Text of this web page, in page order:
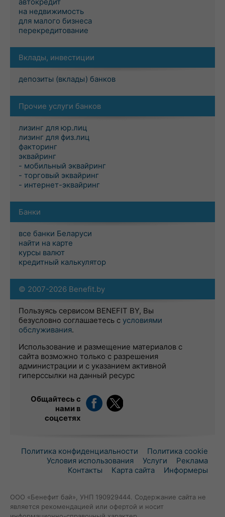
на недвижимость
для малого бизнеса
перекредитование
Вклады, инвестиции
депозиты (вклады) банков
Прочие услуги банков
лизинг для юр.лиц
лизинг для физ.лиц
факторинг
эквайринг
- мобильный эквайринг
- торговый эквайринг
- интернет-эквайринг
Банки
все банки Беларуси
найти на карте
курсы валют
кредитный калькулятор
© 2007-2026 Benefit.by
Пользуясь сервисом BENEFIT BY, Вы
безусловно соглашаетесь с условиями
обслуживания.
Использование и размещение материалов с
сайта возможно только с разрешения
администрации и с указанием активной
гиперссылки на данный ресурс
Общайтесь с
нами в
соцсетях
Политика конфиденциальности
Политика cookie
Условия использования
Услуги
Реклама
Контакты
Карта сайта Информеры
ООО «Бенефит бай», УНП 190929444. Содержание сайта не
является рекомендацией или офертой и носит